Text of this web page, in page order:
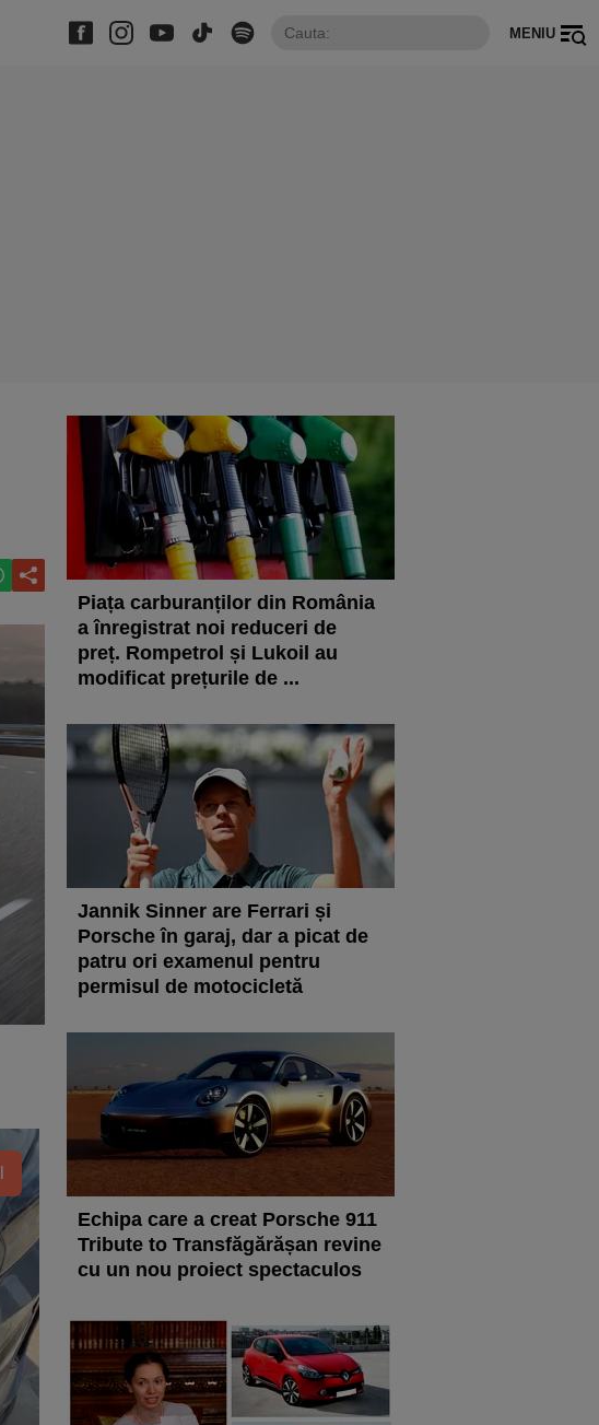
MENIU
Piața carburanților din România
a înregistrat noi reduceri de
preț. Rompetrol și Lukoil au
modificat prețurile de ...
Jannik Sinner are Ferrari și
Porsche în garaj, dar a picat de
patru ori examenul pentru
permisul de motocicletă
Echipa care a creat Porsche 911
Tribute to Transfăgărășan revine
cu un nou proiect spectaculos